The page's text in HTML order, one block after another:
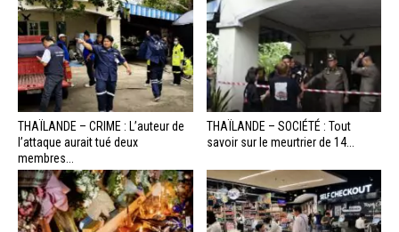
THAÏLANDE – CRIME : L’auteur de
l’attaque aurait tué deux
membres...
THAÏLANDE – SOCIÉTÉ : Tout
savoir sur le meurtrier de 14...